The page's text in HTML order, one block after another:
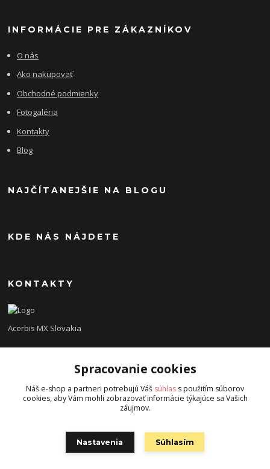
INFORMÁCIE PRE ZÁKAZNÍKOV
O nás
Ako nakupovať
Obchodné podmienky
Fotogaléria
Kontakty
Blog
NAJČÍTANEJŠIE NA BLOGU
KDE NÁS NÁJDETE
KONTAKTY
Acerbis MX Slovakia
+421948260186
Tel. číslo je určené iba pre SMS !!!
acerbisslovensko@gmail.com
Spracovanie cookies
Náš e-shop a partneri potrebujú Váš súhlas s použitím súborov
cookies, aby Vám mohli zobrazovať informácie týkajúce sa Vašich
záujmov.
Nastavenia Súhlasím